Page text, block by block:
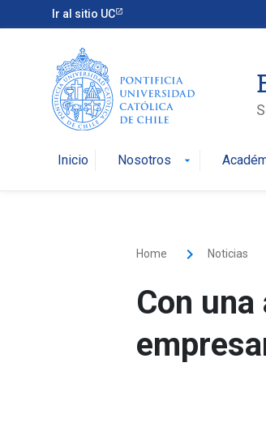
Ir al sitio UC
Inicio Nosotros arrow_drop_down
Home Noticias
Con